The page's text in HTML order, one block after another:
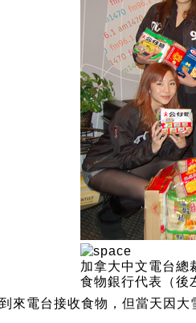
加拿大中文電台總
食物銀行代表（後
來電台接收食物，但當天因